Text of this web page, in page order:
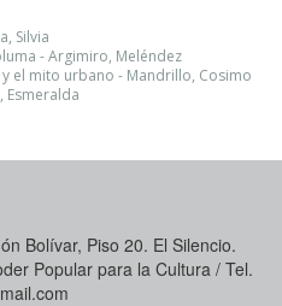
Silvia
- Argimiro, Meléndez
el mito urbano - Mandrillo, Cosimo
Esmeralda
Bolívar, Piso 20. El Silencio.
Popular para la Cultura / Tel.